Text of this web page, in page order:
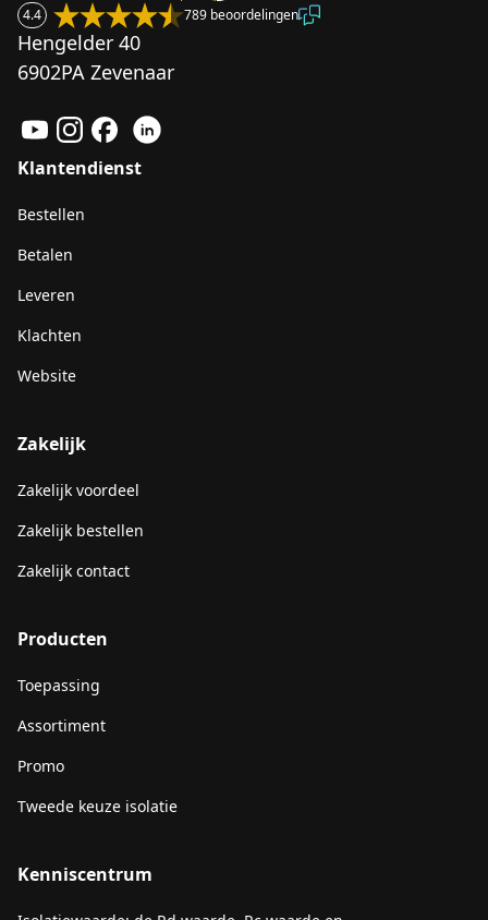
4.4 789 beoordelingen
Hengelder 40
6902PA Zevenaar
Klantendienst
Bestellen
Betalen
Leveren
Klachten
Website
Zakelijk
Zakelijk voordeel
Zakelijk bestellen
Zakelijk contact
Producten
Toepassing
Assortiment
Promo
Tweede keuze isolatie
Kenniscentrum